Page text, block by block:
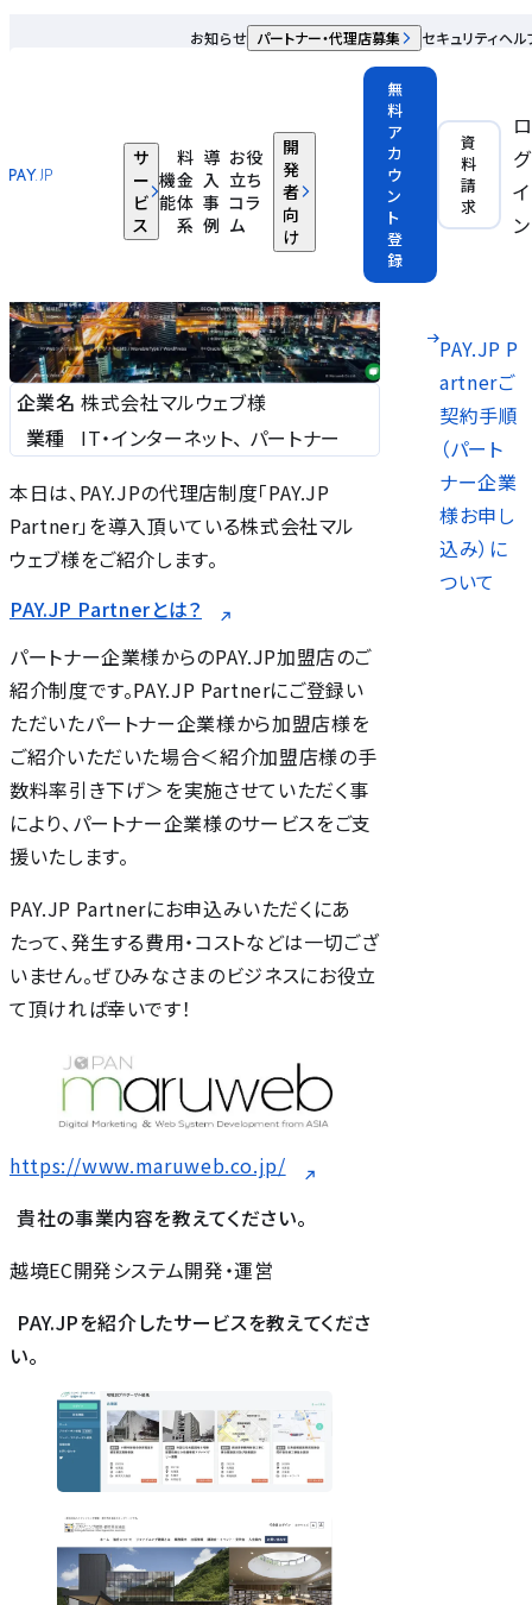
サ
ー
ビ
ス
機
能
料
金
体
系
導
入
事
例
お役
立ち
コラ
ム
開
発
者
向
け
お知らせ パートナー・代理店募集 セキュリティヘル
無
料
ア
カ
ウ
ン
ト
登
録
資
料
請
求
ロ
グ
イ
ン
【PAY.JP Partner導入事例】サンドボックスも充実していた
ので無理なくテストができた「株式会社マルウェブ様」
IT・インターネット パートナー
PAY.JP
PAY.JP P
artnerご
契約手順
（パート
ナー企業
様お申し
込み）に
ついて
企業名 株式会社マルウェブ様
業種
IT・インターネット、 パートナー
本日は、PAY.JPの代理店制度「PAY.JP
Partner」を導入頂いている株式会社マル
ウェブ様をご紹介します。
PAY.JP Partnerとは？
パートナー企業様からのPAY.JP加盟店のご
紹介制度です。PAY.JP Partnerにご登録い
ただいたパートナー企業様から加盟店様を
ご紹介いただいた場合＜紹介加盟店様の手
数料率引き下げ＞を実施させていただく事
により、パートナー企業様のサービスをご支
援いたします。
PAY.JP Partnerにお申込みいただくにあ
たって、発生する費用・コストなどは一切ござ
いません。ぜひみなさまのビジネスにお役立
て頂ければ幸いです！
https://www.maruweb.co.jp/
貴社の事業内容を教えてください。
越境EC開発システム開発・運営
PAY.JPを紹介したサービスを教えてくださ
い。